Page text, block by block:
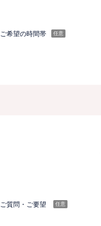
ご希望の時間帯 任意
ご質問・ご要望 任意